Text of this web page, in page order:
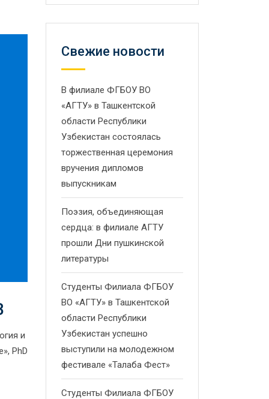
и
PhD
Свежие новости
В филиале ФГБОУ ВО
«АГТУ» в Ташкентской
области Республики
Узбекистан состоялась
торжественная церемония
вручения дипломов
выпускникам
Поэзия, объединяющая
сердца: в филиале АГТУ
прошли Дни пушкинской
литературы
Студенты Филиала ФГБОУ
ВО «АГТУ» в Ташкентской
области Республики
Узбекистан успешно
выступили на молодежном
фестивале «Талаба Фест»
Студенты Филиала ФГБОУ